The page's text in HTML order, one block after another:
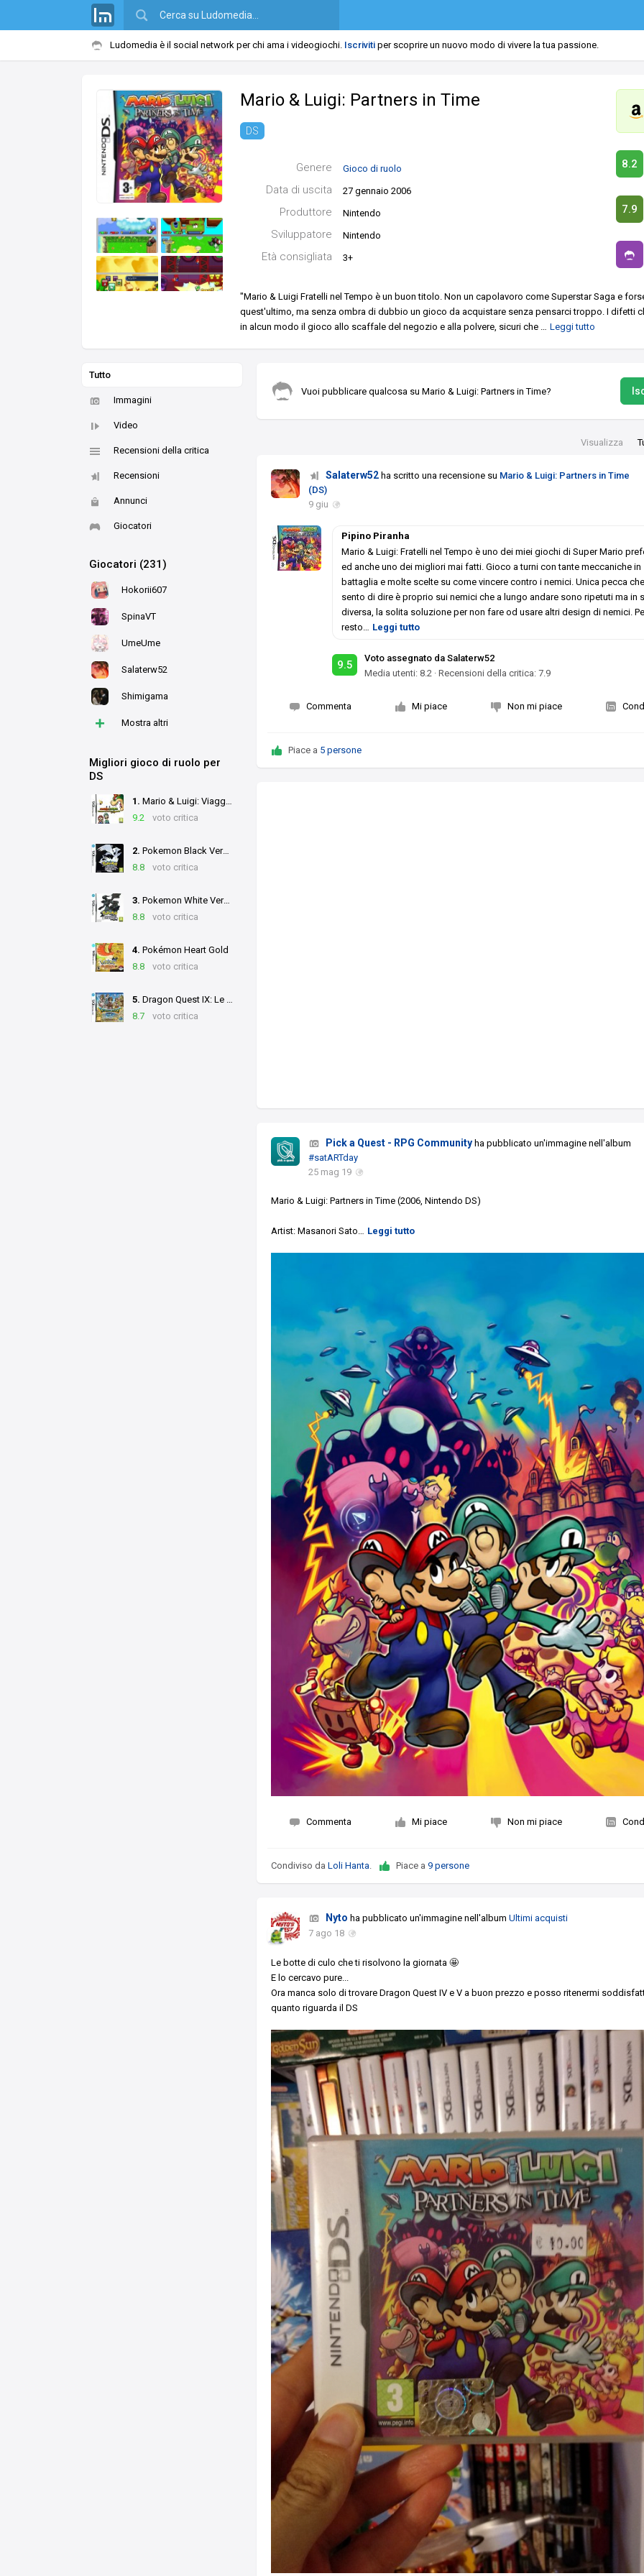
Ludomedia è il social network per chi ama i videogiochi. Iscriviti per scoprire un nuovo modo di vivere la tua passione.
Mario & Luigi: Partners in Time
DS
Genere Gioco di ruolo
Data di uscita 27 gennaio 2006
Produttore Nintendo
Sviluppatore Nintendo
Età consigliata 3+
8.2
7.9
"Mario & Luigi Fratelli nel Tempo è un buon titolo. Non un capolavoro come Superstar Saga e
quest'ultimo, ma senza ombra di dubbio un gioco da acquistare senza pensarci troppo. I difetti
in alcun modo il gioco allo scaffale del negozio e alla polvere, sicuri che … Leggi tutto
Tutto
Immagini
Video
Recensioni della critica
Recensioni
Annunci
Giocatori
Giocatori (231)
Hokorii607
SpinaVT
UmeUme
Salaterw52
Shimigama
+ Mostra altri
Migliori gioco di ruolo per
DS
1. Mario & Luigi: Viaggio al Centro di Bowser
9.2
voto critica
2. Pokemon Black Version
8.8
voto critica
3. Pokemon White Version
8.8
voto critica
4. Pokémon Heart Gold
8.8
voto critica
5. Dragon Quest IX: Le Sentinelle del Cielo
8.7
voto critica
Vuoi pubblicare qualcosa su Mario & Luigi: Partners in Time?
Visualizza
Salaterw52 ha scritto una recensione su Mario & Luigi: Partners in Time
(DS)
9 giu
Pipino Piranha
Mario & Luigi: Fratelli nel Tempo è uno dei miei giochi di Super Mario
ed anche uno dei migliori mai fatti. Gioco a turni con tante meccaniche in
battaglia e molte scelte su come vincere contro i nemici. Unica pecca
sento di dire è proprio sui nemici che a lungo andare sono ripetuti ma in
diversa, la solita soluzione per non fare od usare altri design di nemici.
resto… Leggi tutto
9.5
Voto assegnato da Salaterw52
Media utenti:8.2 ·Recensioni della critica: 7.9
Commenta Mi piace Non mi piace
Piace a 5 persone
Pick a Quest - RPG Community ha pubblicato un'immagine nell'album
#satARTday
25 mag 19
Mario & Luigi: Partners in Time (2006, Nintendo DS)
Artist: Masanori Sato… Leggi tutto
Commenta Mi piace Non mi piace
Condiviso daLoli Hanta. Piace a9 persone
Nyto ha pubblicato un'immagine nell'albumUltimi acquisti
7 ago 18
Le botte di culo che ti risolvono la giornata 🤩
E lo cercavo pure...
Ora manca solo di trovare Dragon Quest IV e V a buon prezzo e posso ritenermi
quanto riguarda il DS